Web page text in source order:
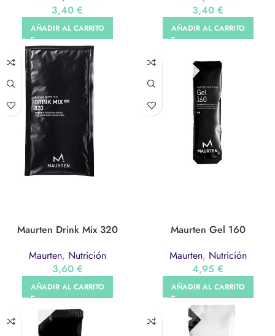
3,40 €
AÑADIR AL CARRITO
3,40 €
AÑADIR AL CARRITO
Maurten Drink Mix 320
Maurten, Nutrición
3,60 €
AÑADIR AL CARRITO
Maurten Gel 160
Maurten, Nutrición
4,95 €
AÑADIR AL CARRITO